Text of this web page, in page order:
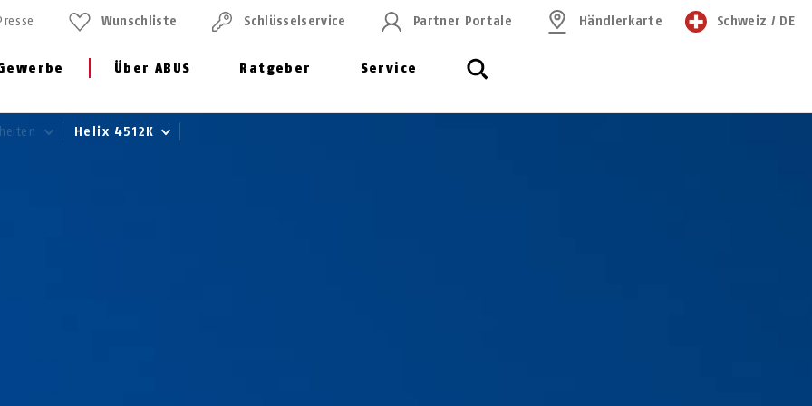
Über ABUS Ratgeber Service
Wunschliste Schlüssel­service Partner Portale Händlerkarte Schweiz / DE
Helix 4512K